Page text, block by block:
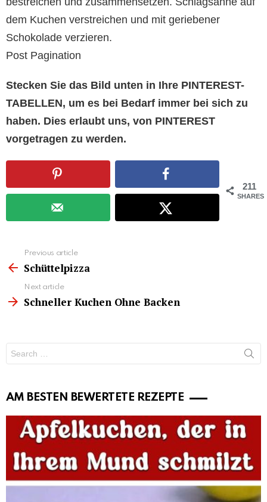
dem Kuchen verstreichen und mit geriebener
Schokolade verzieren.
Post Pagination
Stecken Sie das Bild unten in Ihre PINTEREST-
TABELLEN, um es bei Bedarf immer bei sich zu
haben. Dies erlaubt uns, von PINTEREST
vorgetragen zu werden.
211
SHARES
more
Previous article
Schüttelpizza
Next article
Schneller Kuchen Ohne Backen
for:
AM BESTEN BEWERTETE REZEPTE